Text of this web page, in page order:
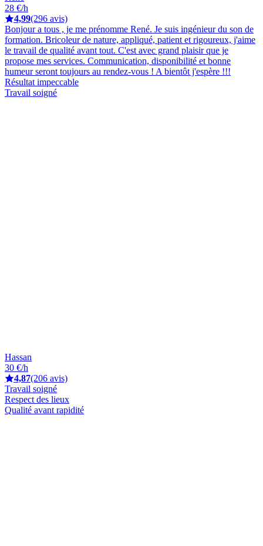
28 €/h
4,99(296 avis)
Bonjour a tous , je me prénomme René. Je suis ingénieur du son de
formation. Bricoleur de nature, appliqué, patient et rigoureux, j'aime
le travail de qualité avant tout. C'est avec grand plaisir que je
propose mes services. Communication, disponibilité et bonne
humeur seront toujours au rendez-vous ! A bientôt j'espère !!!
Résultat impeccable
Travail soigné
Hassan
30 €/h
4,87(206 avis)
Travail soigné
Respect des lieux
Qualité avant rapidité